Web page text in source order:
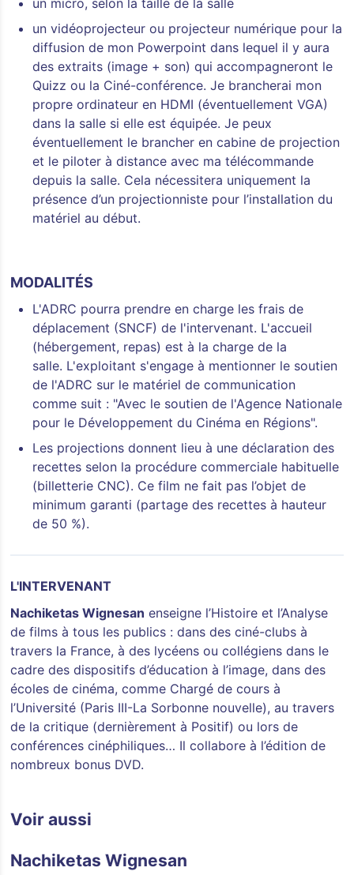
un vidéoprojecteur ou projecteur numérique pour la
diffusion de mon Powerpoint dans lequel il y aura
des extraits (image + son) qui accompagneront le
Quizz ou la Ciné-conférence. Je brancherai mon
propre ordinateur en HDMI (éventuellement VGA)
dans la salle si elle est équipée. Je peux
éventuellement le brancher en cabine de projection
et le piloter à distance avec ma télécommande
depuis la salle. Cela nécessitera uniquement la
présence d’un projectionniste pour l’installation du
matériel au début.
MODALITÉS
L'ADRC pourra prendre en charge les frais de
déplacement (SNCF) de l'intervenant. L'accueil
(hébergement, repas) est à la charge de la
salle. L'exploitant s'engage à mentionner le soutien
de l'ADRC sur le matériel de communication
comme suit : "Avec le soutien de l'Agence Nationale
pour le Développement du Cinéma en Régions".
Les projections donnent lieu à une déclaration des
recettes selon la procédure commerciale habituelle
(billetterie CNC). Ce film ne fait pas l’objet de
minimum garanti (partage des recettes à hauteur
de 50 %).
L'INTERVENANT
Nachiketas Wignesan enseigne l’Histoire et l’Analyse
de films à tous les publics : dans des ciné-clubs à
travers la France, à des lycéens ou collégiens dans le
cadre des dispositifs d’éducation à l’image, dans des
écoles de cinéma, comme Chargé de cours à
l’Université (Paris III-La Sorbonne nouvelle), au travers
de la critique (dernièrement à Positif) ou lors de
conférences cinéphiliques… Il collabore à l’édition de
nombreux bonus DVD.
Voir aussi
Nachiketas Wignesan